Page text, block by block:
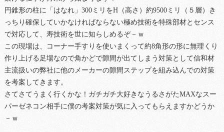
円錐形の柱に「はなれ」300ミリをH（高さ）約9500ミリ（５層）き
っちり確保していかなければならない極め技術を特殊部材とセンス
で対応して、寿技術を世に知らしめるぞ－ｗ
この現場は、コーナー手すりを使いまくって約8角形の形に無理くり
作り上げる足場なので角かどで隙間が出てしまう対策として信和材
主流扱いの弊社に他のメーカーの隙間ステップを組み込んでの対策
を考案してきます。
さてさてうまく行くかな！ガチガチ大好きなうるさがたMAXなスー
パーゼネコン相手に僕の考案対策が気に入ってもらえますかどうか
－ｗ